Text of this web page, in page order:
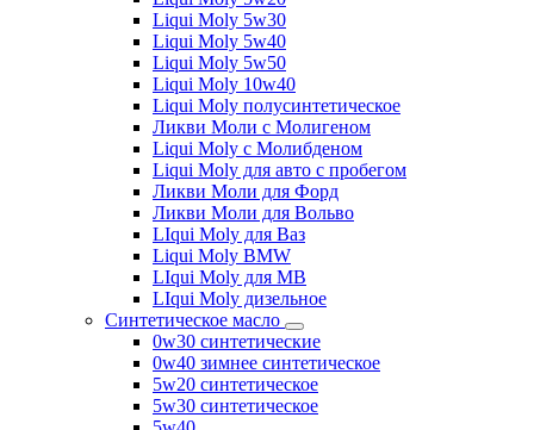
Liqui Moly 5w30
Liqui Moly 5w40
Liqui Moly 5w50
Liqui Moly 10w40
Liqui Moly полусинтетическое
Ликви Моли с Молигеном
Liqui Moly с Молибденом
Liqui Moly для авто с пробегом
Ликви Моли для Форд
Ликви Моли для Вольво
LIqui Moly для Ваз
Liqui Moly BMW
LIqui Moly для MB
LIqui Moly дизельное
Синтетическое масло
0w30 синтетические
0w40 зимнее синтетическое
5w20 синтетическое
5w30 синтетическое